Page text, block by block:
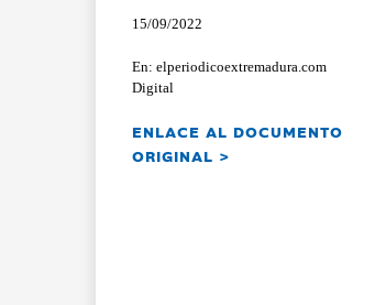
15/09/2022
En: elperiodicoextremadura.com
Digital
ENLACE AL DOCUMENTO
ORIGINAL >